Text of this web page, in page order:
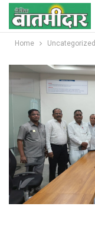
Home Uncategorized